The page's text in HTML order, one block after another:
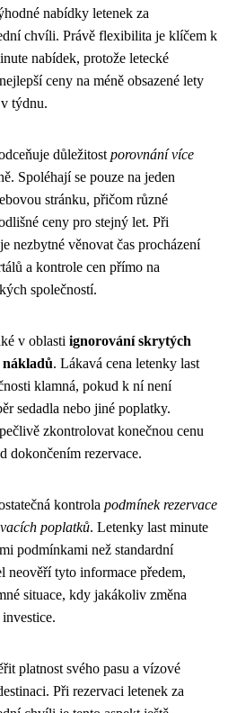
nabídky letenek za
chvíli. Právě flexibilita je klíčem k
nabídek, protože letecké
ceny na méně obsazené lety
týdnu.
důležitostporovnání více
Spoléhají se pouze na jeden
stránku, přičom různé
ceny pro stejný let. Při
nezbytné věnovat čas procházení
a kontrole cen přímo na
společností.
v oblasti ignorování skrytých
nákladů. Lákavá cena letenky last
klamná, pokud k ní není
sedadla nebo jiné poplatky.
zkontrolovat konečnou cenu
dokončením rezervace.
kontrola podmínek rezervace
poplatků. Letenky last minute
podmínkami než standardní
neověří tyto informace předem,
situace, kdy jakákoliv změna
platnost svého pasu a vízové
Při rezervaci letenek za